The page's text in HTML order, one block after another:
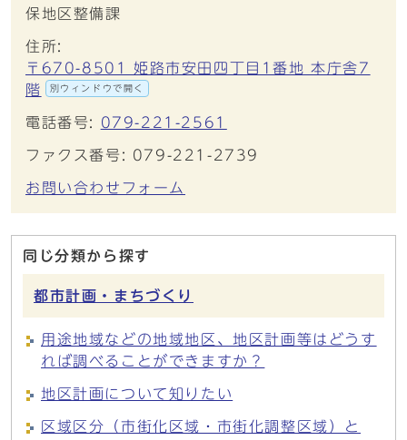
保地区整備課
住所:
〒670-8501 姫路市安田四丁目1番地 本庁舎7
階
別ウィンドウで開く
電話番号: 079-221-2561
ファクス番号: 079-221-2739
お問い合わせフォーム
同じ分類から探す
都市計画・まちづくり
用途地域などの地域地区、地区計画等はどうす
れば調べることができますか？
地区計画について知りたい
区域区分（市街化区域・市街化調整区域）と